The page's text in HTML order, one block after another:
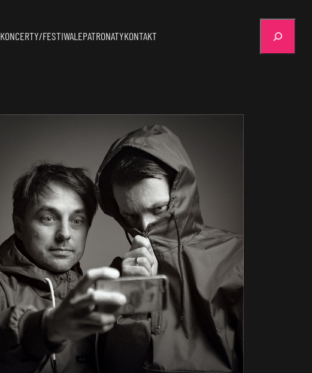
KONCERTY/FESTIWALEPATRONATYKONTAKT